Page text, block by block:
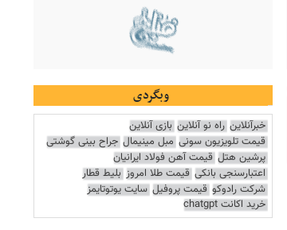
وبگردی
خبرآنلاین راه نو آنلاین بازی آنلاین
قیمت تلویزیون سونی مبل مینیمال جراح بینی گوشتی
پرشین هتل قیمت آهن فولاد ایرانیان
اعتبارسنجی بانکی قیمت طلا امروز بلیط قطار
شرکت رادوکو قیمت پروفیل سایت یوتوتایمز
خرید اکانت chatgpt